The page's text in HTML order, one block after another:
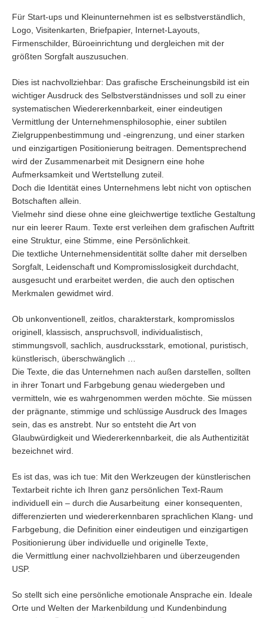
Für Start-ups und Kleinunternehmen ist es selbstverständlich,
Logo, Visitenkarten, Briefpapier, Internet-Layouts,
Firmenschilder, Büroeinrichtung und dergleichen mit der
größten Sorgfalt auszusuchen.
Dies ist nachvollziehbar: Das grafische Erscheinungsbild ist ein
wichtiger Ausdruck des Selbstverständnisses und soll zu einer
systematischen Wiedererkennbarkeit, einer eindeutigen
Vermittlung der Unternehmensphilosophie, einer subtilen
Zielgruppenbestimmung und -eingrenzung, und einer starken
und einzigartigen Positionierung beitragen. Dementsprechend
wird der Zusammenarbeit mit Designern eine hohe
Aufmerksamkeit und Wertstellung zuteil.
Doch die Identität eines Unternehmens lebt nicht von optischen
Botschaften allein.
Vielmehr sind diese ohne eine gleichwertige textliche Gestaltung
nur ein leerer Raum. Texte erst verleihen dem grafischen Auftritt
eine Struktur, eine Stimme, eine Persönlichkeit.
Die textliche Unternehmensidentität sollte daher mit derselben
Sorgfalt, Leidenschaft und Kompromisslosigkeit durchdacht,
ausgesucht und erarbeitet werden, die auch den optischen
Merkmalen gewidmet wird.
Ob unkonventionell, zeitlos, charakterstark, kompromisslos
originell, klassisch, anspruchsvoll, individualistisch,
stimmungsvoll, sachlich, ausdrucksstark, emotional, puristisch,
künstlerisch, überschwänglich …
Die Texte, die das Unternehmen nach außen darstellen, sollten
in ihrer Tonart und Farbgebung genau wiedergeben und
vermitteln, wie es wahrgenommen werden möchte. Sie müssen
der prägnante, stimmige und schlüssige Ausdruck des Images
sein, das es anstrebt. Nur so entsteht die Art von
Glaubwürdigkeit und Wiedererkennbarkeit, die als Authentizität
bezeichnet wird.
Es ist das, was ich tue: Mit den Werkzeugen der künstlerischen
Textarbeit richte ich Ihren ganz persönlichen Text-Raum
individuell ein – durch die Ausarbeitung einer konsequenten,
differenzierten und wiedererkennbaren sprachlichen Klang- und
Farbgebung, die Definition einer eindeutigen und einzigartigen
Positionierung über individuelle und originelle Texte,
die Vermittlung einer nachvollziehbaren und überzeugenden
USP.
So stellt sich eine persönliche emotionale Ansprache ein. Ideale
Orte und Welten der Markenbildung und Kundenbindung